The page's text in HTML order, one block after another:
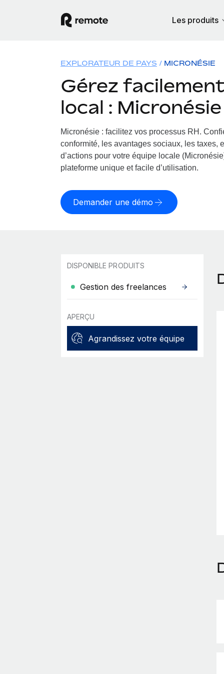
Les produits
EXPLORATEUR DE PAYS MICRONÉSIE
Gérez facilement
local : Micronésie
Micronésie : facilitez vos processus RH.
conformité, les avantages sociaux, les taxes,
d’actions pour votre équipe locale
plateforme unique et facile d’utilisation.
Demander une démo
DISPONIBLE PRODUITS
Gestion des freelances
APERÇU
Agrandissez votre équipe